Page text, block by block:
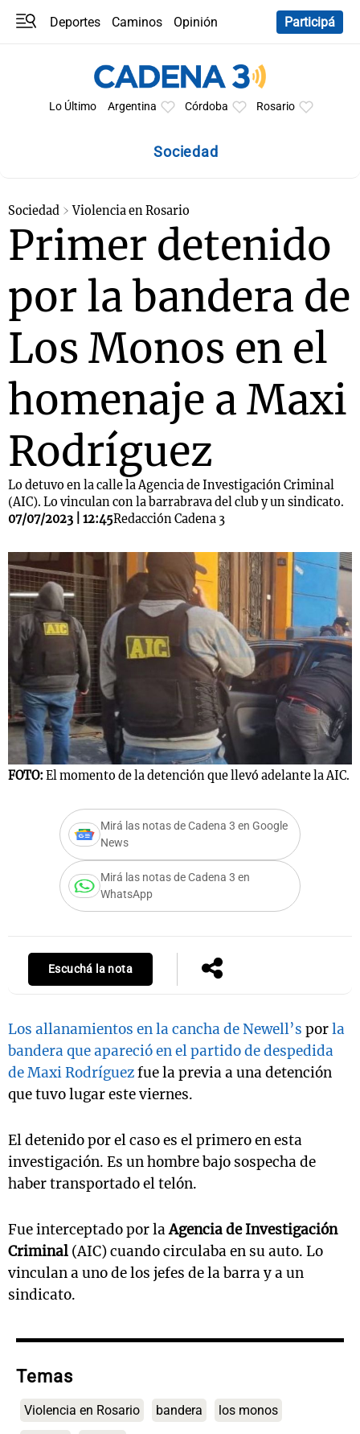
Deportes Caminos
Opinión
Participá
Lo Último Argentina Córdoba Rosario
Sociedad
Sociedad Violencia en Rosario
Primer detenido
por la bandera de
Los Monos en el
homenaje a Maxi
Rodríguez
Lo detuvo en la calle la Agencia de Investigación Criminal
(AIC). Lo vinculan con la barrabrava del club y un sindicato.
07/07/2023 | 12:45Redacción Cadena 3
FOTO: El momento de la detención que llevó adelante la AIC.
Mirá las notas de Cadena 3 en Google
News
Mirá las notas de Cadena 3 en
WhatsApp
Escuchá la nota
Los allanamientos en la cancha de Newell’s porla
bandera que apareció en el partido de despedida
de Maxi Rodríguezfue la previa a una detención
que tuvo lugar este viernes.
El detenido por el caso es el primero en esta
investigación. Es un hombre bajo sospecha de
haber transportado el telón.
Fue interceptado por laAgencia de Investigación
Criminal (AIC) cuando circulaba en su auto. Lo
vinculan a uno de los jefes de la barra y a un
sindicato.
Temas
Violencia en Rosario bandera los monos
Notas
Mundial 2026
La Sole en
Cadena 3